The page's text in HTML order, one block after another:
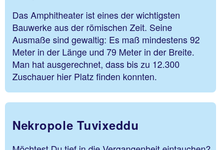
Das Amphitheater ist eines der wichtigsten
Bauwerke aus der römischen Zeit. Seine
Ausmaße sind gewaltig: Es maß mindestens 92
Meter in der Länge und 79 Meter in der Breite.
Man hat ausgerechnet, dass bis zu 12.300
Zuschauer hier Platz finden konnten.
Nekropole Tuvixeddu